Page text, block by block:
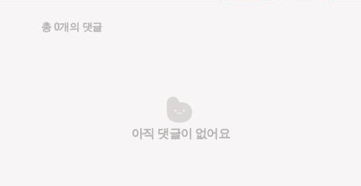
총 0개의 댓글
아직 댓글이 없어요